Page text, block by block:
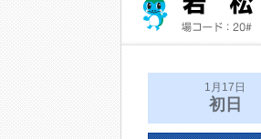
1月17日
初日